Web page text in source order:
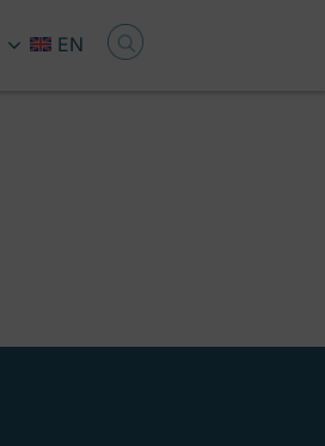
EN